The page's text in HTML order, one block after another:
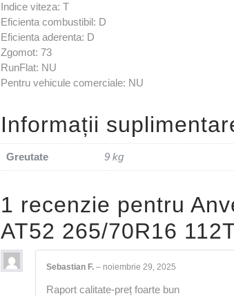
Indice viteza: T
Eficienta combustibil: D
Eficienta aderenta: D
Zgomot: 73
RunFlat: NU
Pentru vehicule comerciale: NU
Informații
Greutate 9 kg
1 recenzie pentru
AT52 265/70R16
Sebastian F. – noiembrie 29, 2025
Raport calitate-preț foarte bun